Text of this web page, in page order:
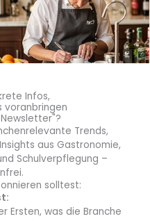
Ultrahocherhitzung
Infos,
voranbringen
Trends,
aus Gastronomie,
Schulverpflegung –
solltest:
Ersten, was die Branche